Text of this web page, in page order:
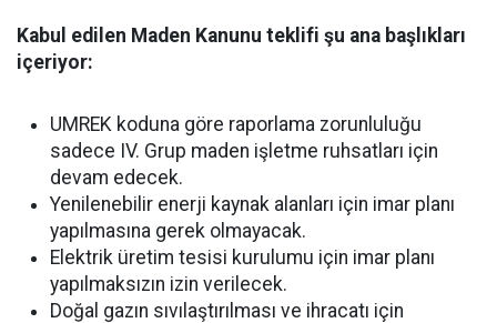
Kabul edilen Maden Kanunu teklifi şu ana başlıkları
içeriyor:
UMREK koduna göre raporlama zorunluluğu
sadece IV. Grup maden işletme ruhsatları için
devam edecek.
Yenilenebilir enerji kaynak alanları için imar planı
yapılmasına gerek olmayacak.
Elektrik üretim tesisi kurulumu için imar planı
yapılmaksızın izin verilecek.
Doğal gazın sıvılaştırılması ve ihracatı için